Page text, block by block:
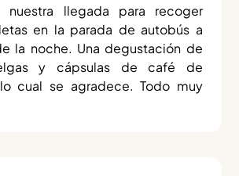
nuestra llegada para recoger
en la parada de autobús a
la noche. Una degustación de
y cápsulas de café de
cual se agradece. Todo muy